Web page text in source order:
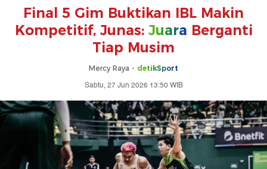
Final 5 Gim Buktikan IBL Makin
Kompetitif, Junas: Juara Berganti
Tiap Musim
Mercy Raya - detikSport
Sabtu, 27 Jun 2026 13:50 WIB